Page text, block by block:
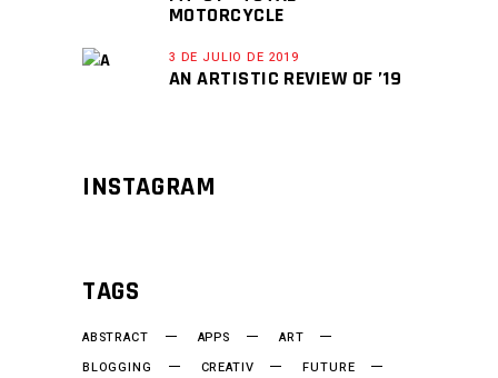
MOTORCYCLE
3 DE JULIO DE 2019
AN ARTISTIC REVIEW OF ’19
INSTAGRAM
TAGS
ABSTRACT APPS
ART
BLOGGING
CREATIV
FUTURE